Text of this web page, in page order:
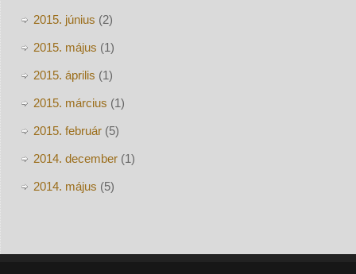
2015. június (2)
2015. május (1)
2015. április (1)
2015. március (1)
2015. február(5)
2014. december(1)
2014. május (5)